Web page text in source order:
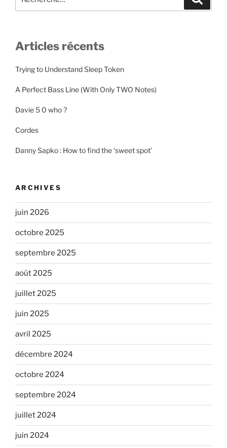
pour
Articles récents
Trying to Understand Sleep Token
A Perfect Bass Line (With Only TWO Notes)
Davie 5 0 who ?
Cordes
Danny Sapko : How to find the ‘sweet spot’
ARCHIVES
juin 2026
octobre 2025
septembre 2025
août 2025
juillet 2025
juin 2025
avril 2025
décembre 2024
octobre 2024
septembre 2024
juillet 2024
juin 2024